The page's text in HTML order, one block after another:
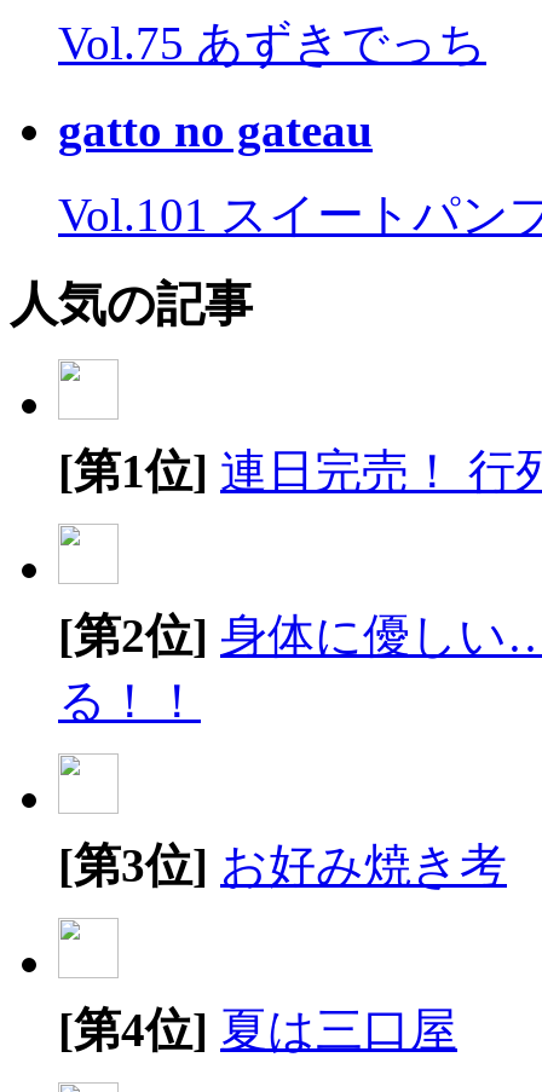
Vol.75 あずきでっち
gatto no gateau
Vol.101 スイートパン
人気の記事
[第1位] 連日完売！ 行
[第2位] 身体に優しい
る！！
[第3位] お好み焼き考
[第4位] 夏は三口屋